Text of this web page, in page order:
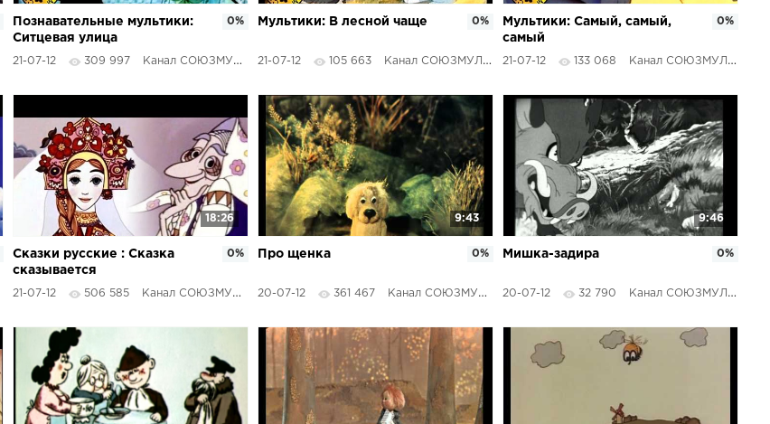
Познавательные мультики:
Ситцевая улица
21-07-12 309 997 Канал СОЮЗМУЛЬТФИЛЬМЫ
0% Мультики: В лесной чаще
21-07-12 105 663 Канал СОЮЗМУЛЬТФИЛЬМЫ
0%
Мультики: Самый, самый,
самый
21-07-12 133 068 Канал СОЮЗМУЛЬТФИЛЬМЫ
0%
18:26
Сказки русские : Сказка
сказывается
21-07-12 506 585 Канал СОЮЗМУЛЬТФИЛЬМЫ
0%
9:43
Про щенка
20-07-12 361 467 Канал СОЮЗМУЛЬТФИЛЬМЫ
0%
9:46
Мишка-задира
20-07-12 32 790 Канал СОЮЗМУЛЬТФИЛЬМЫ
0%